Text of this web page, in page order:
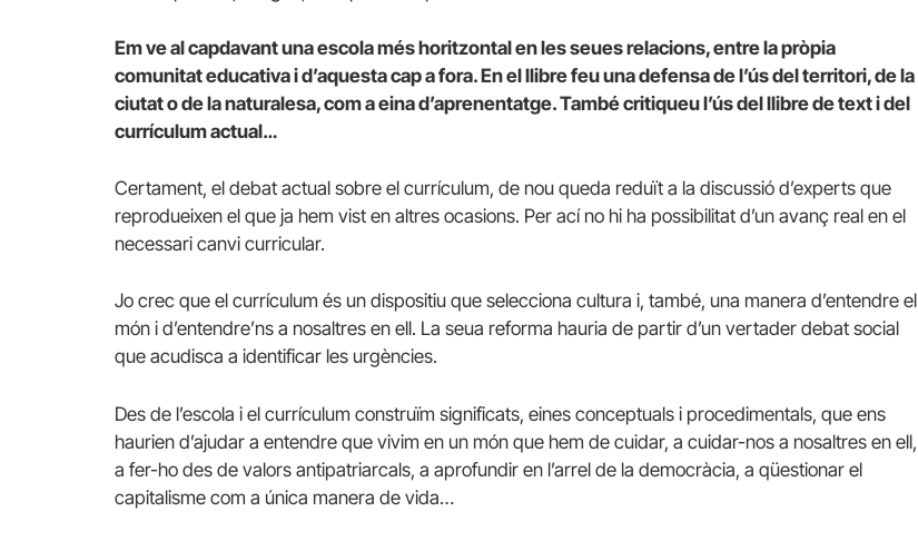
Em ve al capdavant una escola més horitzontal en les seues relacions, entre la pròpia
comunitat educativa i d’aquesta cap a fora. En el llibre feu una defensa de l’ús del territori, de la
ciutat o de la naturalesa, com a eina d’aprenentatge. També critiqueu l’ús del llibre de text i del
currículum actual…
Certament, el debat actual sobre el currículum, de nou queda reduït a la discussió d’experts que
reprodueixen el que ja hem vist en altres ocasions. Per ací no hi ha possibilitat d’un avanç real en el
necessari canvi curricular.
Jo crec que el currículum és un dispositiu que selecciona cultura i, també, una manera d’entendre el
món i d’entendre’ns a nosaltres en ell. La seua reforma hauria de partir d’un vertader debat social
que acudisca a identificar les urgències.
Des de l’escola i el currículum construïm significats, eines conceptuals i procedimentals, que ens
haurien d’ajudar a entendre que vivim en un món que hem de cuidar, a cuidar-nos a nosaltres en ell,
a fer-ho des de valors antipatriarcals, a aprofundir en l’arrel de la democràcia, a qüestionar el
capitalisme com a única manera de vida…